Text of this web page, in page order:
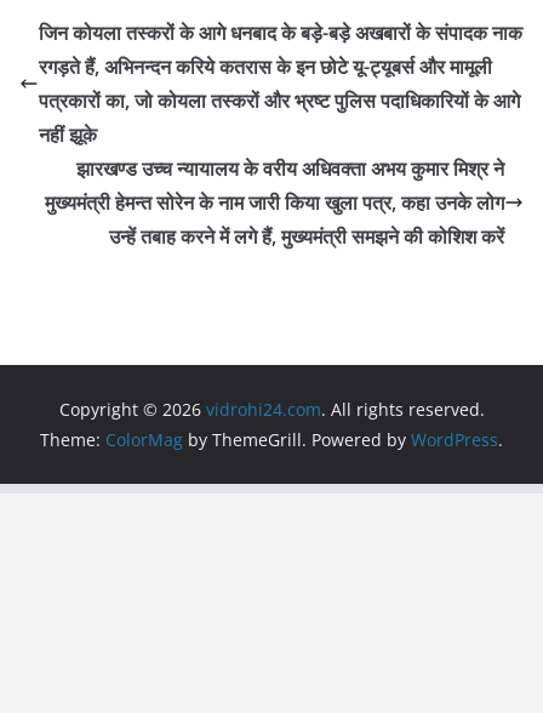
e
b
o
o
k
er s
A
p
gr
a
m
l e
जिन कोयला तस्करों के आगे धनबाद के बड़े-बड़े अखबारों के संपादक नाक
रगड़ते हैं, अभिनन्दन करिये कतरास के इन छोटे यू-ट्यूबर्स और मामूली
पत्रकारों का, जो कोयला तस्करों और भ्रष्ट पुलिस पदाधिकारियों के आगे
नहीं झूके
झारखण्ड उच्च न्यायालय के वरीय अधिवक्ता अभय कुमार मिश्र ने
मुख्यमंत्री हेमन्त सोरेन के नाम जारी किया खुला पत्र, कहा उनके लोग
उन्हें तबाह करने में लगे हैं, मुख्यमंत्री समझने की कोशिश करें
Copyright © 2026 vidrohi24.com. All rights reserved.
Theme: ColorMag by ThemeGrill. Powered by WordPress.